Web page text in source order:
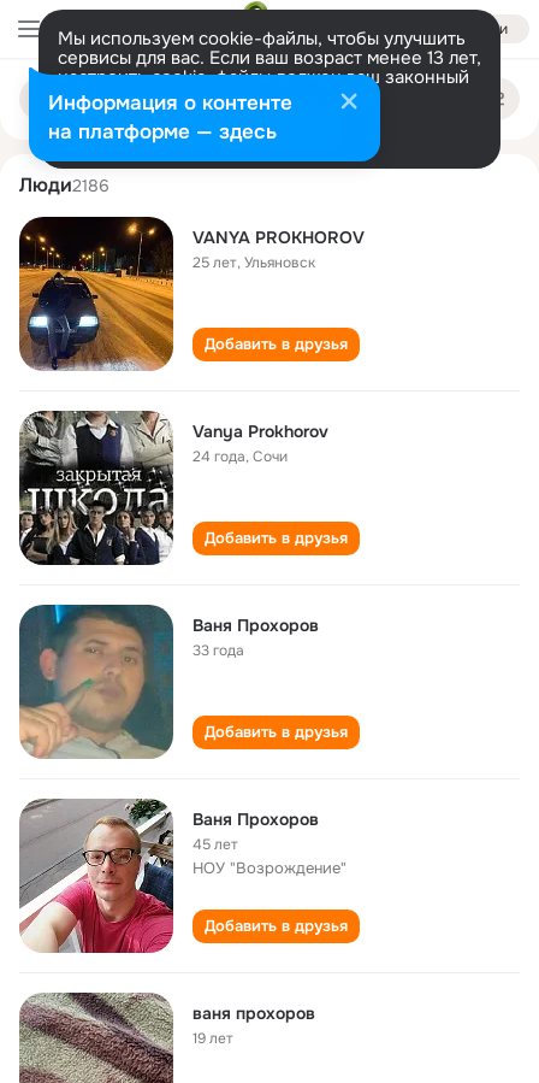
Войти
Мы используем cookie-файлы, чтобы улучшить
сервисы для вас. Если ваш возраст менее 13 лет,
настроить cookie-файлы должен ваш законный
представитель. Больше информации
Разрешить все Настроить
Поиск
людям
vanya prokhorov
Люди2186
VANYA PROKHOROV
25 лет,Ульяновск
Добавить в друзья
Vanya Prokhorov
24 года,Сочи
Добавить в друзья
Ваня Прохоров
33 года
Добавить в друзья
Ваня Прохоров
45 лет
НОУ "Возрождение"
Добавить в друзья
ваня прохоров
19 лет
Информация о контенте
на платформе — здесь